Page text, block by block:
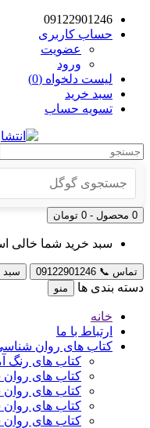
09122901246
حساب کاربری
عضویت
ورود
لیست دلخواه (0)
سبد خرید
تسویه حساب
0 محصول - 0 تومان
سبد خرید شما خالی
تماس 📞
09122901246 سبد
دسته بندی ها منو
خانه
ارتباط با ما
کتاب های روان
کتاب های رنگ
کتاب های روان
کتاب های
کتاب های روان
کتاب های